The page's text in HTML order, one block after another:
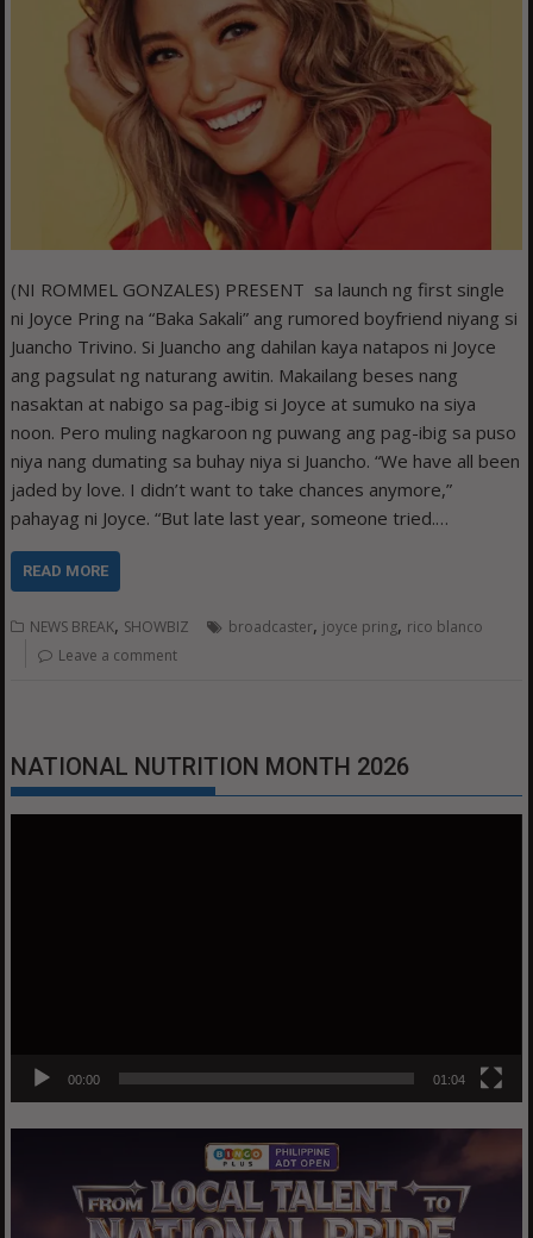
(NI ROMMEL GONZALES) PRESENT sa launch ng first single
ni Joyce Pring na “Baka Sakali” ang rumored boyfriend niyang si
Juancho Trivino. Si Juancho ang dahilan kaya natapos ni Joyce
ang pagsulat ng naturang awitin. Makailang beses nang
nasaktan at nabigo sa pag-ibig si Joyce at sumuko na siya
noon. Pero muling nagkaroon ng puwang ang pag-ibig sa puso
niya nang dumating sa buhay niya si Juancho. “We have all been
jaded by love. I didn’t want to take chances anymore,”
pahayag ni Joyce. “But late last year, someone tried.…
READ MORE
NEWS BREAK, SHOWBIZ broadcaster, joyce pring, rico blanco
Leave a comment
NATIONAL NUTRITION MONTH 2026
00:00 01:04